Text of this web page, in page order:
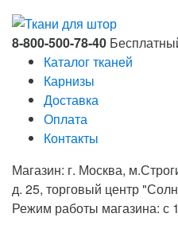
8-800-500-78-40
Каталог тканей
Карнизы
Доставка
Оплата
Контакты
Магазин: г. Москва,
д. 25, торговый центр
Режим работы магазина: с